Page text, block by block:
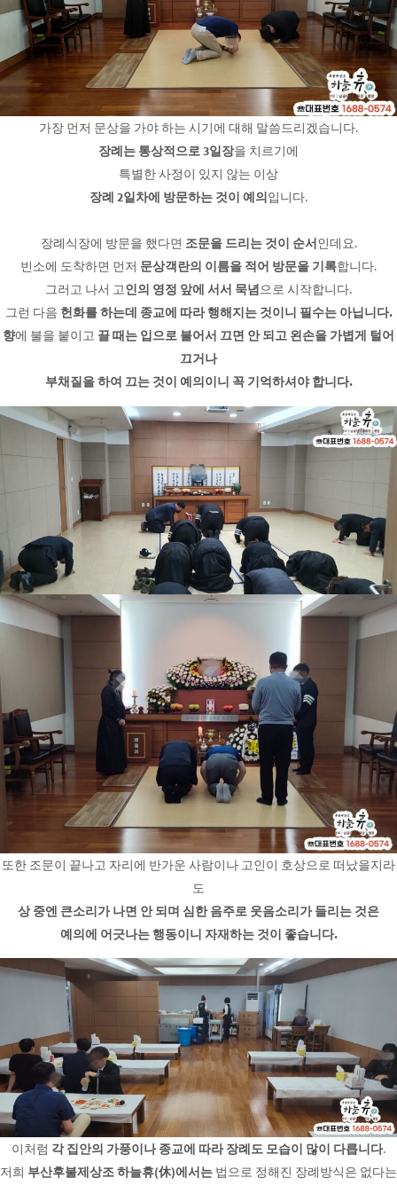
가장 먼저 문상을 가야 하는 시기에 대해 말씀드리겠습니다.
장례는 통상적으로 3일장을 치르기에
특별한 사정이 있지 않는 이상
장례 2일차에 방문하는 것이 예의 입니다.
장례식장에 방문을 했다면 조문을 드리는 것이 순서 인데요.
빈소에 도착하면 먼저 문상객란의 이름을 적어 방문을 기록합니다.
그러고 나서 고인의 영정 앞에 서서 묵념 으로 시작합니다.
그런 다음 헌화를 하는데 종교에 따라 행해지는 것이니 필수는 아닙니다.
향에 불을 붙이고 끌 때는 입으로 불어서 끄면 안 되고 왼손을 가볍게 털어
끄거나
부채질을 하여 끄는 것이 예의이니 꼭 기억하셔야 합니다.
또한 조문이 끝나고 자리에 반가운 사람이나 고인이 호상으로 떠났을지라
도
상 중엔 큰소리가 나면 안 되며 심한 음주로 웃음소리가 들리는 것은
예의에 어긋나는 행동이니 자재하는 것이 좋습니다.
이처럼 각 집안의 가풍이나 종교에 따라 장례도 모습이 많이 다릅니다.
저희 부산후불제상조 하늘휴(休)에서는 법으로 정해진 장례방식은 없다는